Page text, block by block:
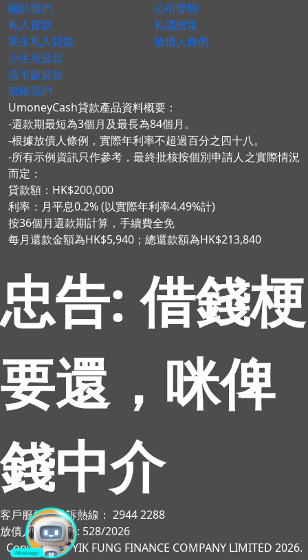
關於我們
私人貸款
業主私人貸款
小生意貸款
清卡數貸款
聯絡我們
公司聲明
私隱政策
放債人條例
UmoneyCash貸款產品資料概要：
-還款期最短為3個月及最長為84個月。
-根據放債人條例，實際年利率不超過百分之四十八。
-所有示例資訊只作參考，最終批核按個別申請人之實際情況
而定：
貸款額：HK$200,000
利率：月平息0.2% (以實際年利率4.49%計)
按36個月還款期計算，手續費全免
每月還款金額為HK$5,940；總還款額為HK$213,840
忠告: 借錢梗
要還，咪俾
錢中介
客戶服務／投訴熱線： 2944 2288
放債人牌照號碼: 528/2026
Copyright © YIK FUNG FINANCE COMPANY LIMITED 2026.